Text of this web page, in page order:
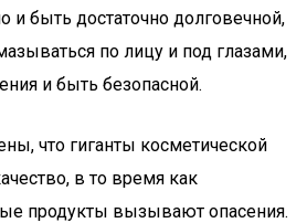
и быть достаточно долговечной,
по лицу и под глазами,
и быть безопасной.
что гиганты косметической
в то время как
продукты вызывают опасения.